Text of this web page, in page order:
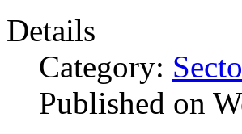
Details
Category:
Published on